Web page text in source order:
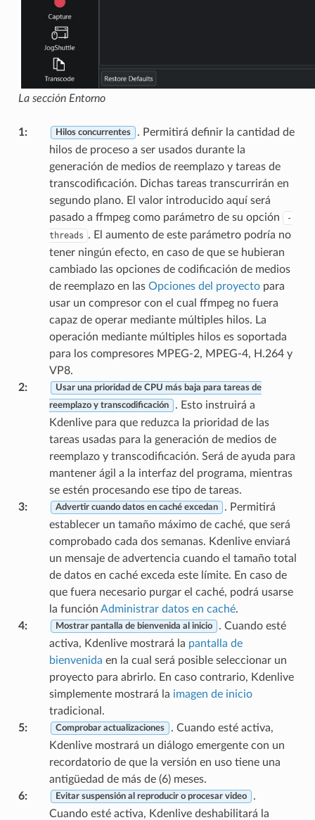
La sección Entorno
1: Hilos concurrentes
. Permitirá definir la cantidad de
hilos de proceso a ser usados durante la
generación de medios de reemplazo y tareas de
transcodificación. Dichas tareas transcurrirán en
segundo plano. El valor introducido aquí será
pasado a ffmpeg como parámetro de su opción
-
threads . El aumento de este parámetro podría no
tener ningún efecto, en caso de que se hubieran
cambiado las opciones de codificación de medios
de reemplazo en las Opciones del proyectopara
usar un compresor con el cual ffmpeg no fuera
capaz de operar mediante múltiples hilos. La
operación mediante múltiples hilos es soportada
para los compresores MPEG-2, MPEG-4, H.264 y
VP8.
2: Usar una prioridad de CPU más baja para tareas de
reemplazo y transcodificación
. Esto instruirá a
Kdenlive para que reduzca la prioridad de las
tareas usadas para la generación de medios de
reemplazo y transcodificación. Será de ayuda para
mantener ágil a la interfaz del programa, mientras
se estén procesando ese tipo de tareas.
3: Advertir cuando datos en caché excedan
. Permitirá
establecer un tamaño máximo de caché, que será
comprobado cada dos semanas. Kdenlive enviará
un mensaje de advertencia cuando el tamaño total
de datos en caché exceda este límite. En caso de
que fuera necesario purgar el caché, podrá usarse
la función Administrar datos en caché.
4: Mostrar pantalla de bienvenida al inicio
. Cuando esté
activa, Kdenlive mostrará la pantalla de
bienvenida en la cual será posible seleccionar un
proyecto para abrirlo. En caso contrario, Kdenlive
simplemente mostrará la imagen de inicio
tradicional.
5: Comprobar actualizaciones
. Cuando esté activa,
Kdenlive mostrará un diálogo emergente con un
recordatorio de que la versión en uso tiene una
antigüedad de más de (6) meses.
6: Evitar suspensión al reproducir o procesar video
.
Cuando esté activa, Kdenlive deshabilitará la